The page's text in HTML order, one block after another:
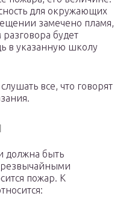
для окружающих
замечено пламя,
будет
в указанную школу
все, что говорят
должна быть
пожар. К